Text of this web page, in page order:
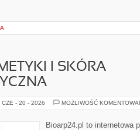
I SKÓRA
CZE - 20 - 2026 MOŻLIWOŚĆ
Bioarp24.pl to internetowa